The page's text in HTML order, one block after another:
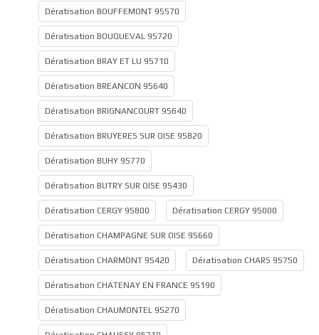
Dératisation BOUFFEMONT 95570
Dératisation BOUQUEVAL 95720
Dératisation BRAY ET LU 95710
Dératisation BREANCON 95640
Dératisation BRIGNANCOURT 95640
Dératisation BRUYERES SUR OISE 95820
Dératisation BUHY 95770
Dératisation BUTRY SUR OISE 95430
Dératisation CERGY 95800 Dératisation CERGY 95000
Dératisation CHAMPAGNE SUR OISE 95660
Dératisation CHARMONT 95420 Dératisation CHARS 95750
Dératisation CHATENAY EN FRANCE 95190
Dératisation CHAUMONTEL 95270